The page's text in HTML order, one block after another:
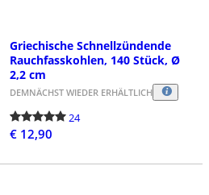
Griechische Schnellzündende
Rauchfasskohlen, 140 Stück, Ø
2,2 cm
DEMNÄCHST WIEDER ERHÄLTLICH
24
€ 12,90